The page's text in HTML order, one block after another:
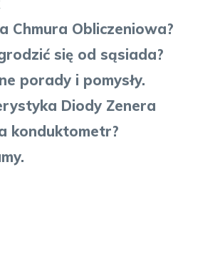
Chmura Obliczeniowa?
się od sąsiada?
porady i pomysły.
Diody Zenera
konduktometr?